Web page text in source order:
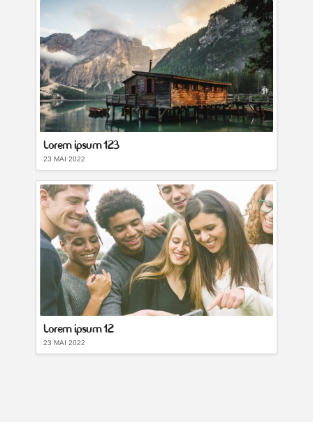
Lorem ipsum 123
23 MAI 2022
Lorem ipsum 12
23 MAI 2022